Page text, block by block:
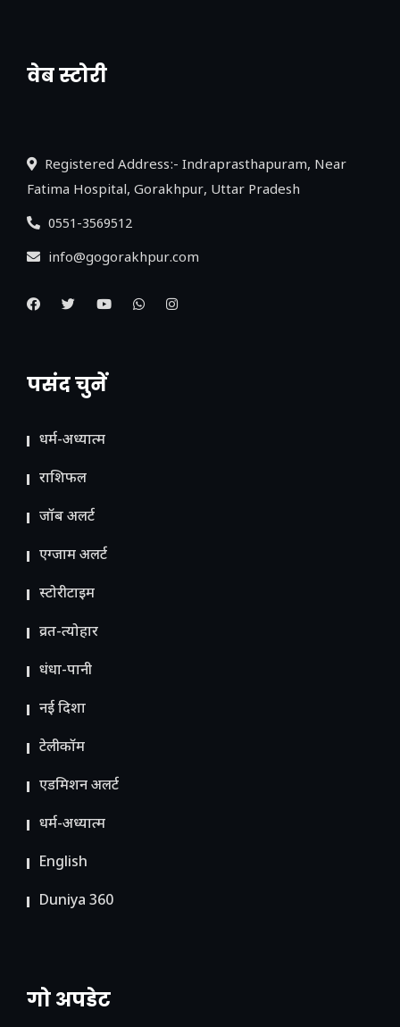
वेब स्टोरी
नया एक्सप्रेसवे: पूर्वांचल का लक, डेवलपमेंट का
Registered Address:- Indraprasthapuram, Near
Fatima Hospital, Gorakhpur, Uttar Pradesh
0551-3569512
info@gogorakhpur.com
पसंद चुनें
धर्म-अध्यात्म
राशिफल
जॉब अलर्ट
एग्जाम अलर्ट
स्टोरीटाइम
व्रत-त्योहार
धंधा-पानी
नई दिशा
टेलीकॉम
ए​डमिशन अलर्ट
धर्म-अध्यात्म
English
Duniya 360
गो अपडेट